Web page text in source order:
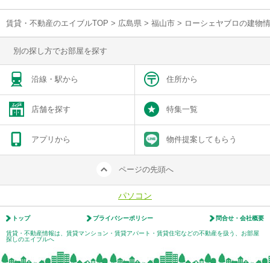
賃貸・不動産のエイブルTOP > 広島県 > 福山市 > ローシェヤブロの建物
別の探し方でお部屋を探す
沿線・駅から 住所から
店舗を探す 特集一覧
アプリから 物件提案してもらう
ページの先頭へ
パソコン
トップ プライバシーポリシー 問合せ・会社概要
賃貸・不動産情報は、賃貸マンション・賃貸アパート・賃貸住宅などの不動産を扱う、お部屋
探しのエイブルへ